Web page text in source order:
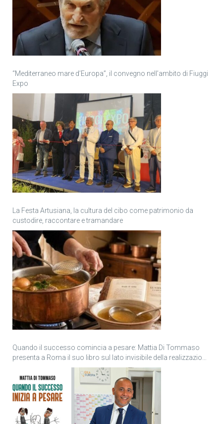
“Mediterraneo mare d’Europa”, il convegno nell’ambito di Fiuggi
Expo
La Festa Artusiana, la cultura del cibo come patrimonio da
custodire, raccontare e tramandare
Quando il successo comincia a pesare: Mattia Di Tommaso
presenta a Roma il suo libro sul lato invisibile della realizzazione